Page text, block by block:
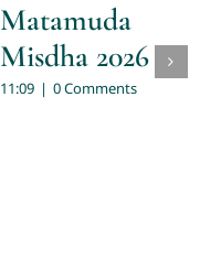
Matamuda
Misdha 2026
11:09 | 0 Comments